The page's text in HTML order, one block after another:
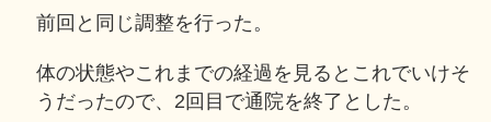
前回と同じ調整を行った。
体の状態やこれまでの経過を見るとこれでいけそ
うだったので、2回目で通院を終了とした。